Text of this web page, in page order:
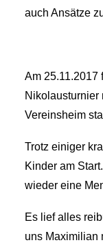
auch Ansätze
Am 25.11.2017
Nikolausturnier
Vereinsheim
Trotz einiger
Kinder am
wieder eine
Es lief alles
uns Maximilian